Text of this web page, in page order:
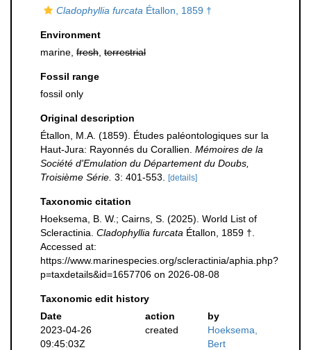
Cladophyllia furcata Étallon, 1859 †
Environment
marine, fresh terrestrial
Fossil range
fossil only
Original description
Étallon, M.A. (1859). Études paléontologiques sur la
Haut-Jura: Rayonnés du Corallien. Mémoires de la
Société d'Emulation du Département du Doubs,
Troisième Série. 3: 401-553. [details]
Taxonomic citation
Hoeksema, B. W.; Cairns, S. (2025). World List of
Scleractinia. Cladophyllia furcata Étallon, 1859 †.
Accessed at:
https://www.marinespecies.org/scleractinia/aphia.php?
p=taxdetails&id=1657706 on 2026-08-08
Taxonomic edit history
Date
action
by
2023-04-26
09:45:03Z
created
Hoeksema,
Bert